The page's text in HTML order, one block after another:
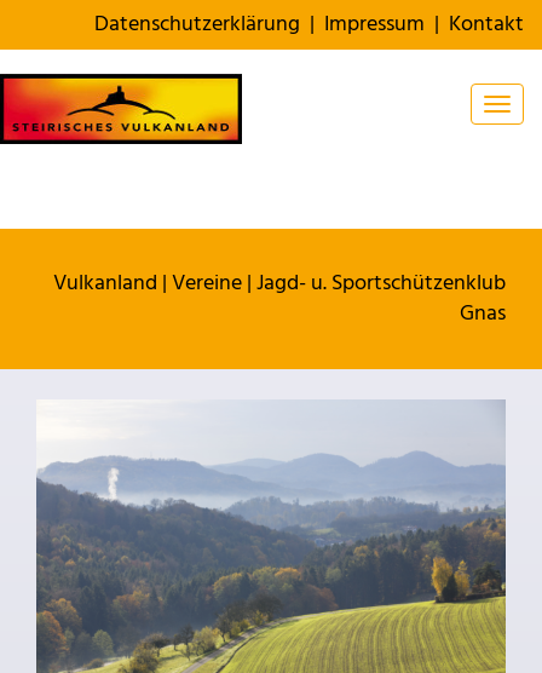
Datenschutzerklärung | Impressum | Kontakt
Vulkanland |Vereine|Jagd- u. Sportschützenklub
Gnas